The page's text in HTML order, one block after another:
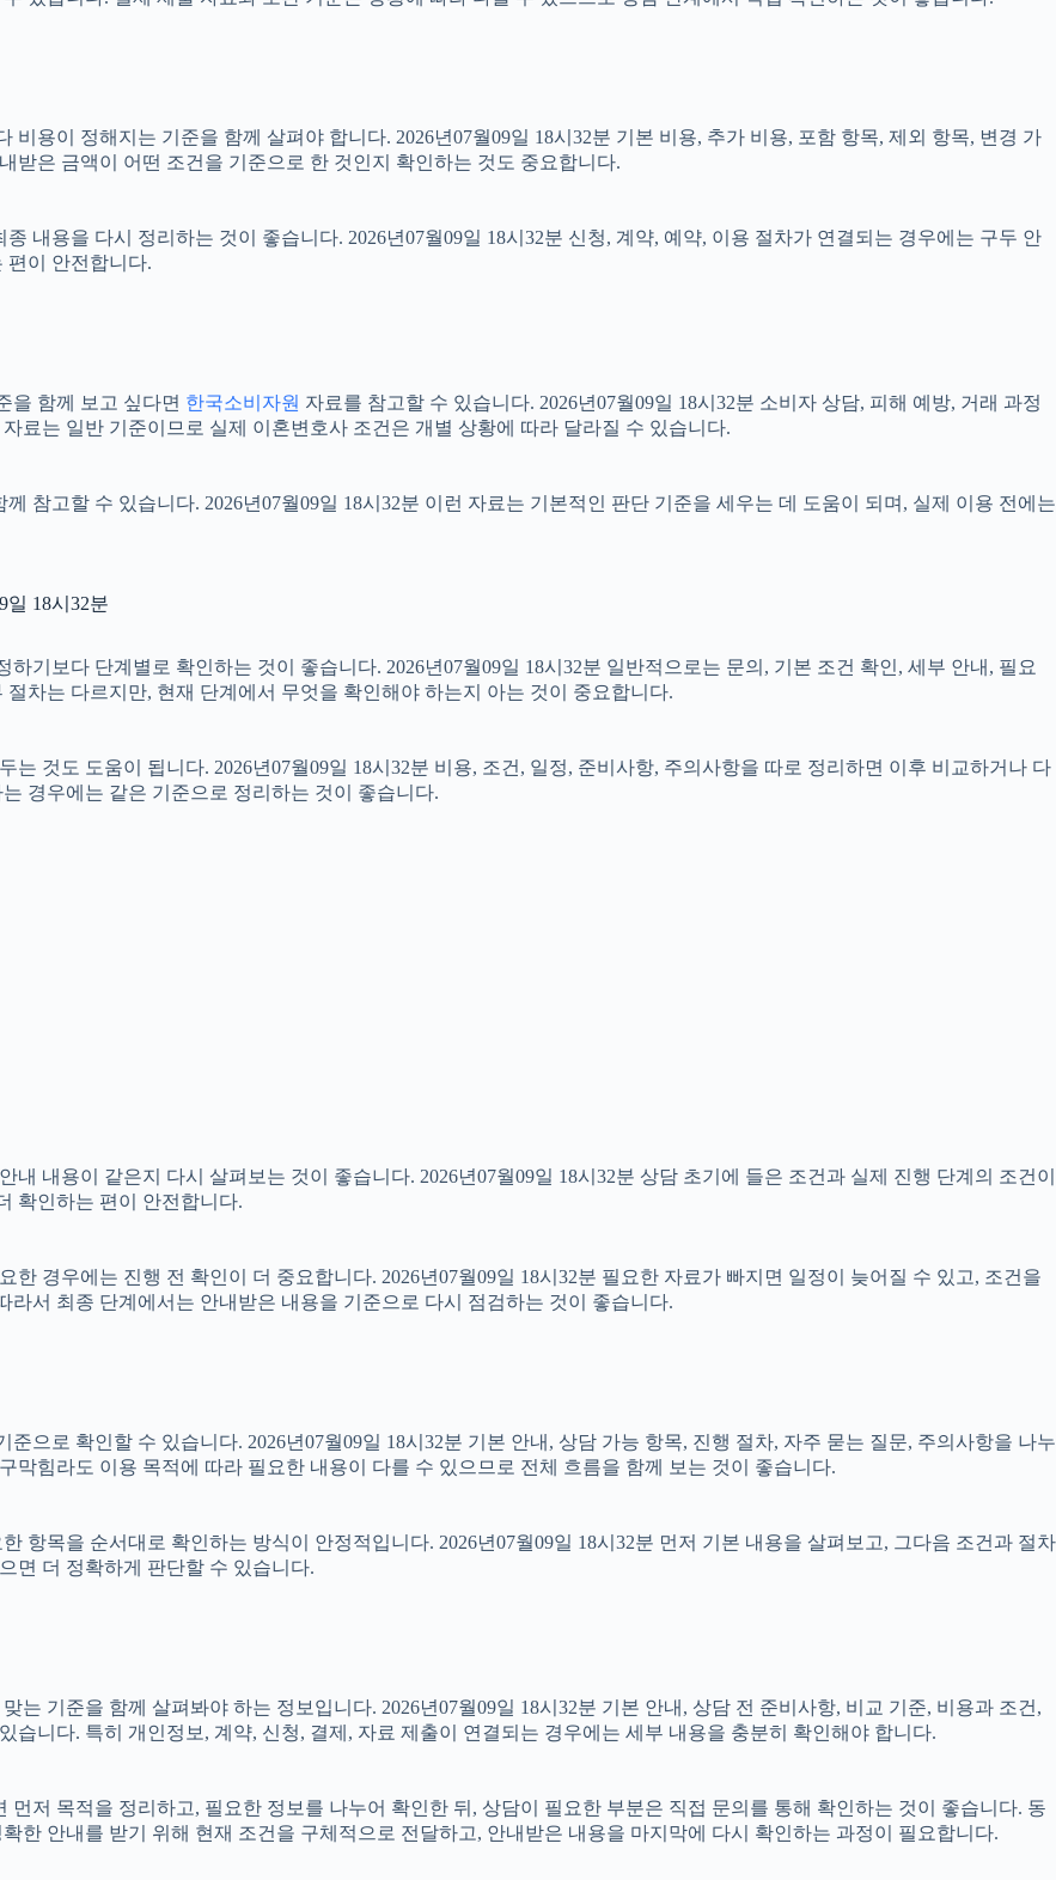
용이 정해지는 기준을 함께 살펴야 합니다. 2026년07월09일 18시32분 기본 비용, 추가 비용, 포함 항목, 제외 항목, 변경 가
받은 금액이 어떤 조건을 기준으로 한 것인지 확인하는 것도 중요합니다.
내용을 다시 정리하는 것이 좋습니다. 2026년07월09일 18시32분 신청, 계약, 예약, 이용 절차가 연결되는 경우에는 구두 안
편이 안전합니다.
을 함께 보고 싶다면 한국소비자원 자료를 참고할 수 있습니다. 2026년07월09일 18시32분 소비자 상담, 피해 예방, 거래 과정
료는 일반 기준이므로 실제 이혼변호사 조건은 개별 상황에 따라 달라질 수 있습니다.
께 참고할 수 있습니다. 2026년07월09일 18시32분 이런 자료는 기본적인 판단 기준을 세우는 데 도움이 되며, 실제 이용 전에는
18시32분
기보다 단계별로 확인하는 것이 좋습니다. 2026년07월09일 18시32분 일반적으로는 문의, 기본 조건 확인, 세부 안내, 필요
차는 다르지만, 현재 단계에서 무엇을 확인해야 하는지 아는 것이 중요합니다.
것도 도움이 됩니다. 2026년07월09일 18시32분 비용, 조건, 일정, 준비사항, 주의사항을 따로 정리하면 이후 비교하거나 다
경우에는 같은 기준으로 정리하는 것이 좋습니다.
내용이 같은지 다시 살펴보는 것이 좋습니다. 2026년07월09일 18시32분 상담 초기에 들은 조건과 실제 진행 단계의 조건이
확인하는 편이 안전합니다.
경우에는 진행 전 확인이 더 중요합니다. 2026년07월09일 18시32분 필요한 자료가 빠지면 일정이 늦어질 수 있고, 조건을
서 최종 단계에서는 안내받은 내용을 기준으로 다시 점검하는 것이 좋습니다.
준으로 확인할 수 있습니다. 2026년07월09일 18시32분 기본 안내, 상담 가능 항목, 진행 절차, 자주 묻는 질문, 주의사항을 나누
막힘라도 이용 목적에 따라 필요한 내용이 다를 수 있으므로 전체 흐름을 함께 보는 것이 좋습니다.
항목을 순서대로 확인하는 방식이 안정적입니다. 2026년07월09일 18시32분 먼저 기본 내용을 살펴보고, 그다음 조건과 절차
면 더 정확하게 판단할 수 있습니다.
는 기준을 함께 살펴봐야 하는 정보입니다. 2026년07월09일 18시32분 기본 안내, 상담 전 준비사항, 비교 기준, 비용과 조건,
습니다. 특히 개인정보, 계약, 신청, 결제, 자료 제출이 연결되는 경우에는 세부 내용을 충분히 확인해야 합니다.
먼저 목적을 정리하고, 필요한 정보를 나누어 확인한 뒤, 상담이 필요한 부분은 직접 문의를 통해 확인하는 것이 좋습니다. 동
한 안내를 받기 위해 현재 조건을 구체적으로 전달하고, 안내받은 내용을 마지막에 다시 확인하는 과정이 필요합니다.